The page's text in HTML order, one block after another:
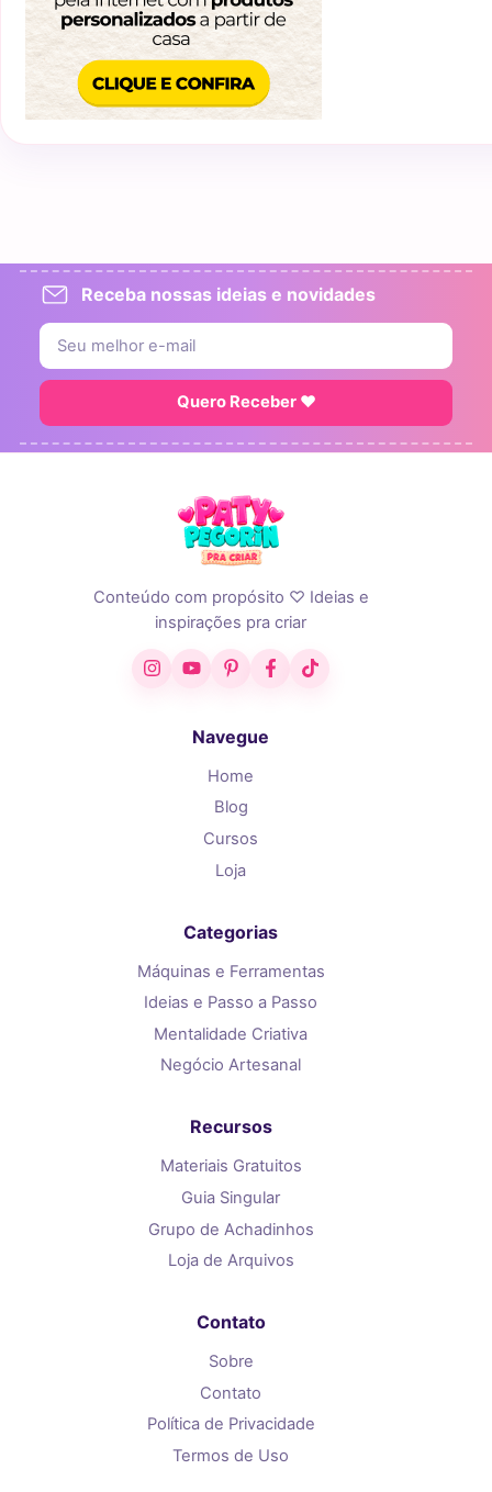
Receba nossas ideias e novidades
Quero Receber ♥
Conteúdo com propósito ♡ Ideias e
inspirações pra criar
InstagramYouTubePinterestFacebook
TikTok
Navegue
Home
Blog
Cursos
Loja
Categorias
Máquinas e Ferramentas
Ideias e Passo a Passo
Mentalidade Criativa
Negócio Artesanal
Recursos
Materiais Gratuitos
Guia Singular
Grupo de Achadinhos
Loja de Arquivos
Contato
Sobre
Contato
Política de Privacidade
Termos de Uso